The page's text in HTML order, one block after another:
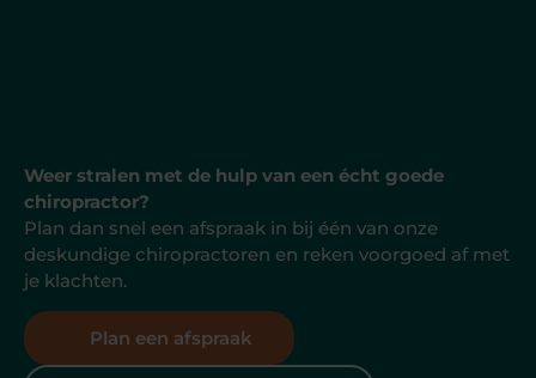
Weer stralen met de hulp van een écht goede
chiropractor?
Plan dan snel een afspraak in bij één van onze
deskundige chiropractoren en reken voorgoed af met
je klachten.
Plan een afspraak